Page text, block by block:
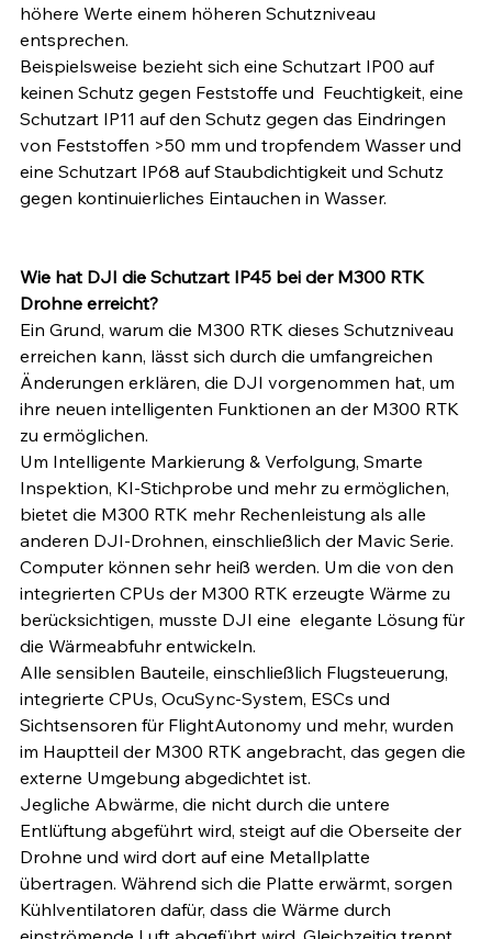
höhere Werte einem höheren Schutzniveau
entsprechen.
Beispielsweise bezieht sich eine Schutzart IP00 auf
keinen Schutz gegen Feststoffe und  Feuchtigkeit, eine
Schutzart IP11 auf den Schutz gegen das Eindringen
von Feststoffen >50 mm und tropfendem Wasser und
eine Schutzart IP68 auf Staubdichtigkeit und Schutz
gegen kontinuierliches Eintauchen in Wasser.
Wie hat DJI die Schutzart IP45 bei der M300 RTK
Drohne erreicht?
Ein Grund, warum die M300 RTK dieses Schutzniveau
erreichen kann, lässt sich durch die umfangreichen
Änderungen erklären, die DJI vorgenommen hat, um
ihre neuen intelligenten Funktionen an der M300 RTK
zu ermöglichen.
Um Intelligente Markierung & Verfolgung, Smarte
Inspektion, KI-Stichprobe und mehr zu ermöglichen,
bietet die M300 RTK mehr Rechenleistung als alle
anderen DJI-Drohnen, einschließlich der Mavic Serie.
Computer können sehr heiß werden. Um die von den
integrierten CPUs der M300 RTK erzeugte Wärme zu
berücksichtigen, musste DJI eine  elegante Lösung für
die Wärmeabfuhr entwickeln.
Alle sensiblen Bauteile, einschließlich Flugsteuerung,
integrierte CPUs, OcuSync-System, ESCs und
Sichtsensoren für FlightAutonomy und mehr, wurden
im Hauptteil der M300 RTK angebracht, das gegen die
externe Umgebung abgedichtet ist.
Jegliche Abwärme, die nicht durch die untere
Entlüftung abgeführt wird, steigt auf die Oberseite der
Drohne und wird dort auf eine Metallplatte
übertragen. Während sich die Platte erwärmt, sorgen
Kühlventilatoren dafür, dass die Wärme durch